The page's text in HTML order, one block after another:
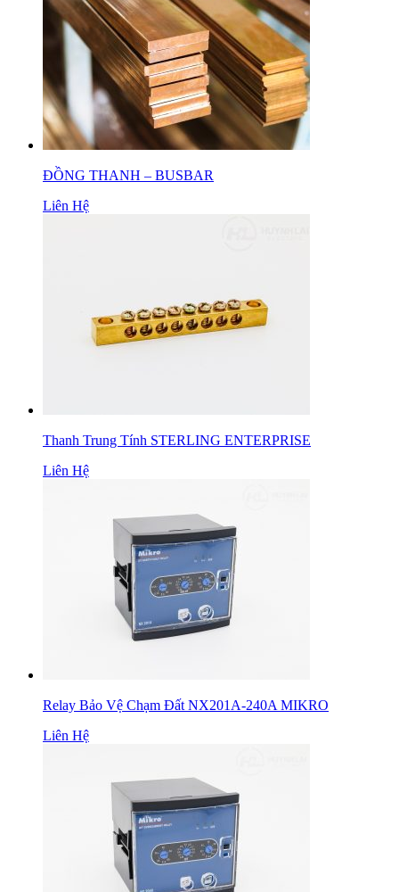
ĐỒNG THANH – BUSBAR
Liên Hệ
Thanh Trung Tính STERLING ENTERPRISE
Liên Hệ
Relay Bảo Vệ Chạm Đất NX201A-240A MIKRO
Liên Hệ